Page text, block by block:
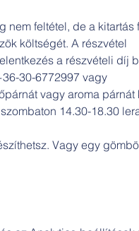
feltétel, de a kitartás
költségét. A részvétel
a részvételi díj
30-6772997 vagy
vagy aroma párnát
14.30-18.30
Vagy egy